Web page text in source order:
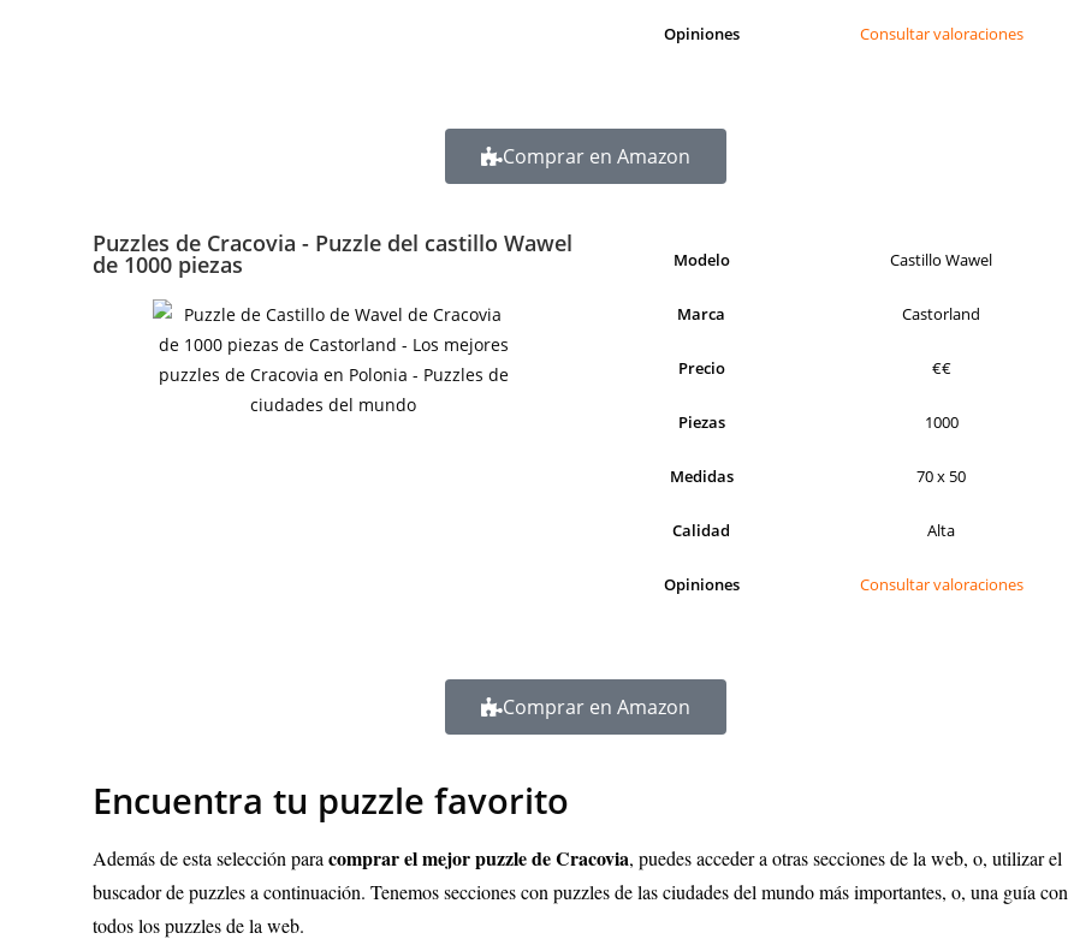
Opiniones Consultar valoraciones
Comprar en Amazon
Puzzles de Cracovia - Puzzle del castillo Wawel
de 1000 piezas Modelo Castillo Wawel
Marca Castorland
Precio €€
Piezas 1000
Medidas 70 x 50
Calidad Alta
Opiniones Consultar valoraciones
Comprar en Amazon
Encuentra tu puzzle favorito
Además de esta selección paracomprar el mejor puzzle de Cracovia, puedes acceder a otras secciones de la web, o, utilizar el
buscador de puzzles a continuación. Tenemos secciones con puzzles de las ciudades del mundo más importantes, o, una guía con
todos los puzzles de la web.